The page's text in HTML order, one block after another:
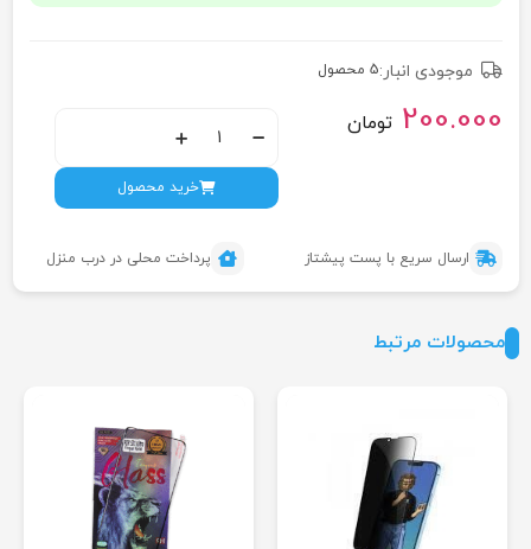
موجودی انبار:5 محصول
تومان200.000
خرید محصول
ارسال سریع با پست پیشتاز پرداخت محلی در درب منزل
محصولات مرتبط